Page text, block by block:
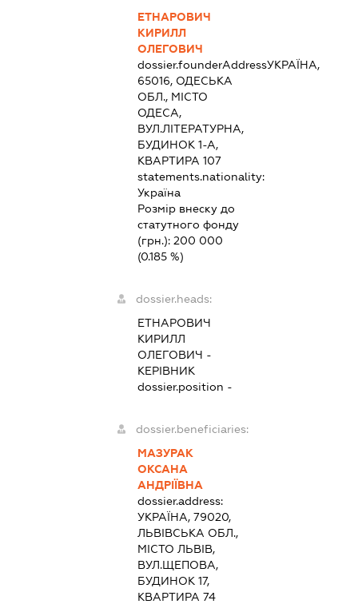
ЕТНАРОВИЧ
КИРИЛЛ
ОЛЕГОВИЧ
dossier.founderAddressУКРАЇНА,
65016, ОДЕСЬКА
ОБЛ., МІСТО
ОДЕСА,
ВУЛ.ЛІТЕРАТУРНА,
БУДИНОК 1-А,
КВАРТИРА 107
statements.nationality:
Україна
Розмір внеску до
статутного фонду
(грн.): 200 000
(0.185 %)
dossier.heads:
ЕТНАРОВИЧ
КИРИЛЛ
ОЛЕГОВИЧ -
КЕРІВНИК
dossier.position -
dossier.beneficiaries:
МАЗУРАК
ОКСАНА
АНДРІЇВНА
dossier.address:
УКРАЇНА, 79020,
ЛЬВІВСЬКА ОБЛ.,
МІСТО ЛЬВІВ,
ВУЛ.ЩЕПОВА,
БУДИНОК 17,
КВАРТИРА 74